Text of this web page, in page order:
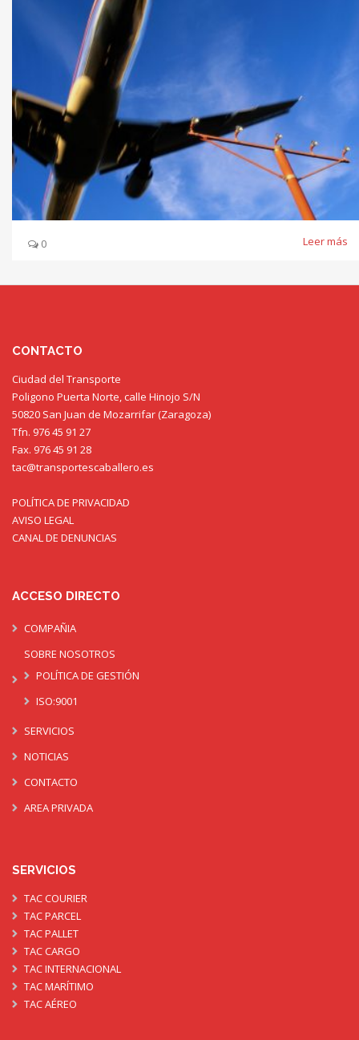
0 Leer más
CONTACTO
Ciudad del Transporte
Poligono Puerta Norte, calle Hinojo S/N
50820 San Juan de Mozarrifar (Zaragoza)
Tfn. 976 45 91 27
Fax. 976 45 91 28
tac@transportescaballero.es
POLÍTICA DE PRIVACIDAD
AVISO LEGAL
CANAL DE DENUNCIAS
ACCESO DIRECTO
COMPAÑIA
SOBRE NOSOTROS
POLÍTICA DE GESTIÓN
ISO:9001
SERVICIOS
NOTICIAS
CONTACTO
AREA PRIVADA
SERVICIOS
TAC COURIER
TAC PARCEL
TAC PALLET
TAC CARGO
TAC INTERNACIONAL
TAC MARÍTIMO
TAC AÉREO